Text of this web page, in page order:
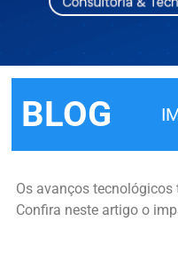
BLOG
Os avanços
Confira neste artigo o